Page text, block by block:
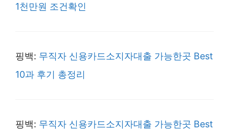
1천만원 조건확인
핑백: 무직자 신용카드소지자대출 가능한곳 Best
10과 후기 총정리
핑백: 무직자 신용카드소지자대출 가능한곳 Best